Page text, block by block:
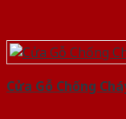
Cửa Gỗ Chống